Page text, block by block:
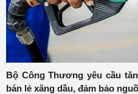
Bộ Công Thương yêu cầu
bán lẻ xăng dầu, đảm bảo